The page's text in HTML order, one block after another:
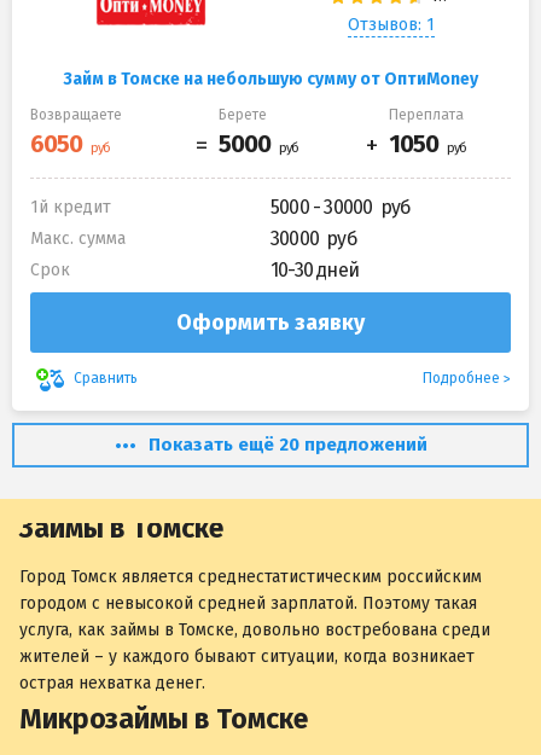
Отзывов: 1
Займ в Томске на небольшую сумму от ОптиMoney
Возвращаете Берете Переплата
1й кредит 5000 - 30000
Макс. сумма 30000
Срок 10-30 дней
Оформить заявку
Сравнить Подробнее
Показать ещё 20 предложений
Займы в Томске
Город Томск является среднестатистическим российским
городом с невысокой средней зарплатой. Поэтому такая
услуга, как займы в Томске, довольно востребована среди
жителей – у каждого бывают ситуации, когда возникает
острая нехватка денег.
Микрозаймы в Томске